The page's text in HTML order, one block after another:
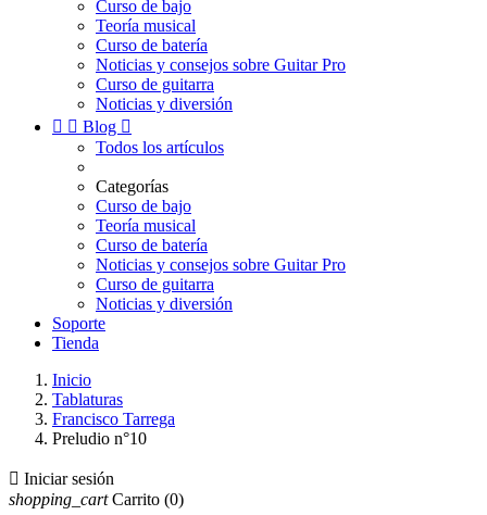
Curso de bajo
Teoría musical
Curso de batería
Noticias y consejos sobre Guitar Pro
Curso de guitarra
Noticias y diversión
  Blog 
Todos los artículos
Categorías
Curso de bajo
Teoría musical
Curso de batería
Noticias y consejos sobre Guitar Pro
Curso de guitarra
Noticias y diversión
Soporte
Tienda
Inicio
Tablaturas
Francisco Tarrega
Preludio n°10
 Iniciar sesión
shopping_cart Carrito (0)